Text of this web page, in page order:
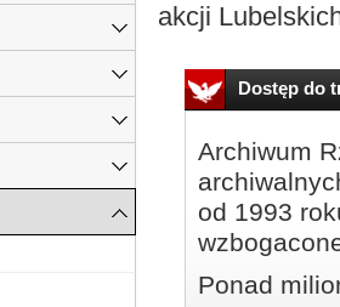
akcji
Dostęp do
Archiwum
od 1993
Ponad